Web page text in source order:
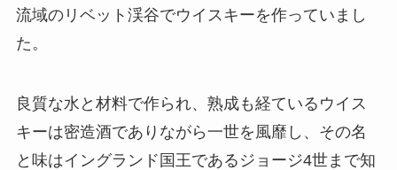
流域のリベット渓谷でウイスキーを作っていまし
た。
良質な水と材料で作られ、熟成も経ているウイス
キーは密造酒でありながら一世を風靡し、その名
と味はイングランド国王であるジョージ4世まで知